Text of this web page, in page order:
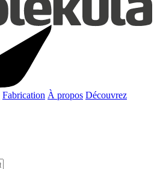
Fabrication À propos Découvrez